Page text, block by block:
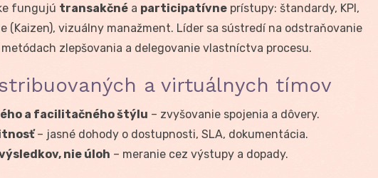
fungujú transakčné a participatívne prístupy: štandardy, KPI,
(Kaizen), vizuálny manažment. Líder sa sústredí na odstraňovanie
zlepšovania a delegovanie vlastníctva procesu.
a virtuálnych tímov
a facilitačného štýlu – zvyšovanie spojenia a dôvery.
– jasné dohody o dostupnosti, SLA, dokumentácia.
nie úloh – meranie cez výstupy a dopady.